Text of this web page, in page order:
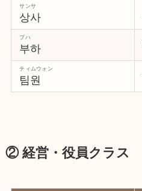
상사
サンサ
부하
プハ
팀원
ティムウォン
② 経営・役員クラス